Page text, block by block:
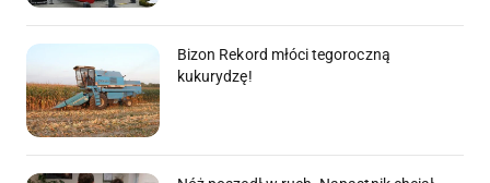
Bizon Rekord młóci tegoroczną
kukurydzę!